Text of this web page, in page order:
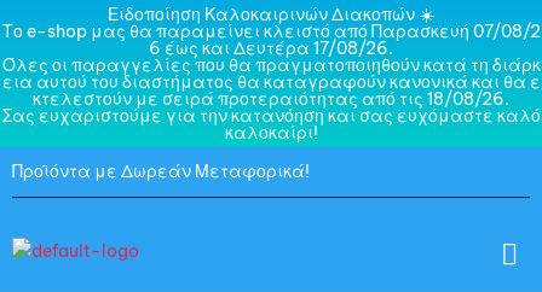
Ειδοποίηση Καλοκαιρινών Διακοπών ☀️
Το e-shop μας θα παραμείνει κλειστό από Παρασκευή 07/08/2
6 έως και Δευτέρα 17/08/26.
Όλες οι παραγγελίες που θα πραγματοποιηθούν κατά τη διάρκ
εια αυτού του διαστήματος θα καταγραφούν κανονικά και θα ε
κτελεστούν με σειρά προτεραιότητας από τις 18/08/26.
Σας ευχαριστούμε για την κατανόηση και σας ευχόμαστε καλό
καλοκαίρι!
Προϊόντα με Δωρεάν Μεταφορικά!